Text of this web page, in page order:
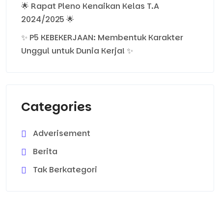
🌟 Rapat Pleno Kenaikan Kelas T.A
2024/2025 🌟
✨ P5 KEBEKERJAAN: Membentuk Karakter
Unggul untuk Dunia Kerja! ✨
Categories
Adverisement
Berita
Tak Berkategori